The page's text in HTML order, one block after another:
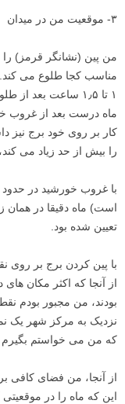
۳- موقعیت من در میدان
من پین (نشانگر قرمز) را
مناسب کجا طلوع می کند.
ماه درست بعد از غروب
کار بر روی خود برج نیز
را بیش از حد زیاد می کند،
است) ماه دقیقا در همان
تعیین شده بود.
با پین کردن برج بر روی
از آنجا که اکثر مکان
بودند، من مجبور بودم
نزدیک به مرکز شهر یک
که من می خواستم
از آنجا، من فضای
این که ماه را در